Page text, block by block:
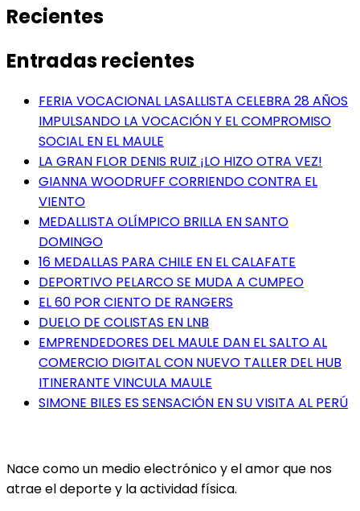
Recientes
Entradas recientes
FERIA VOCACIONAL LASALLISTA CELEBRA 28 AÑOS
IMPULSANDO LA VOCACIÓN Y EL COMPROMISO
SOCIAL EN EL MAULE
LA GRAN FLOR DENIS RUIZ ¡LO HIZO OTRA VEZ!
GIANNA WOODRUFF CORRIENDO CONTRA EL
VIENTO
MEDALLISTA OLÍMPICO BRILLA EN SANTO
DOMINGO
16 MEDALLAS PARA CHILE EN EL CALAFATE
DEPORTIVO PELARCO SE MUDA A CUMPEO
EL 60 POR CIENTO DE RANGERS
DUELO DE COLISTAS EN LNB
EMPRENDEDORES DEL MAULE DAN EL SALTO AL
COMERCIO DIGITAL CON NUEVO TALLER DEL HUB
ITINERANTE VINCULA MAULE
SIMONE BILES ES SENSACIÓN EN SU VISITA AL PERÚ
Nace como un medio electrónico y el amor que nos
atrae el deporte y la actividad física.